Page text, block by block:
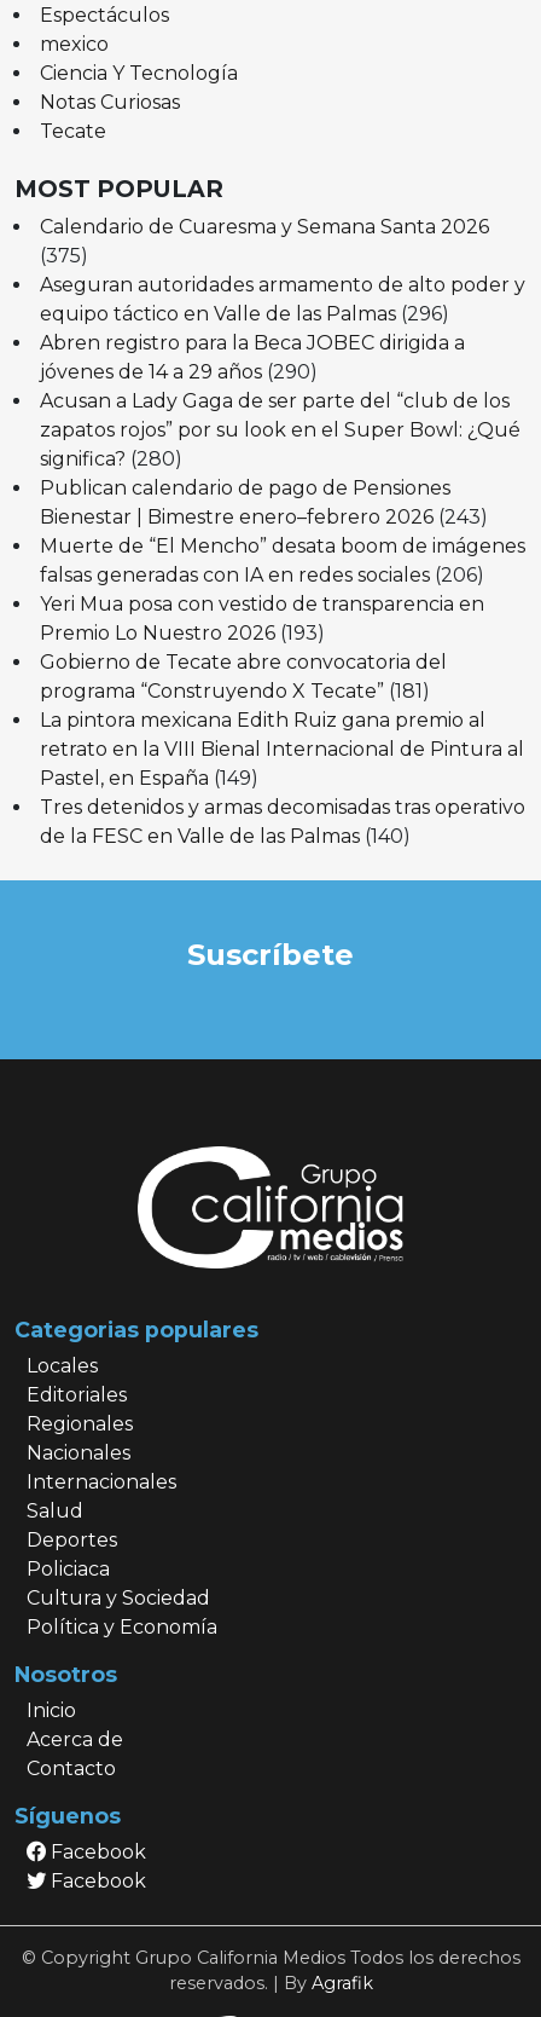
Espectáculos
mexico
Ciencia Y Tecnología
Notas Curiosas
Tecate
MOST POPULAR
Calendario de Cuaresma y Semana Santa 2026
(375)
Aseguran autoridades armamento de alto poder y
equipo táctico en Valle de las Palmas (296)
Abren registro para la Beca JOBEC dirigida a
jóvenes de 14 a 29 años (290)
Acusan a Lady Gaga de ser parte del “club de los
zapatos rojos” por su look en el Super Bowl: ¿Qué
significa? (280)
Publican calendario de pago de Pensiones
Bienestar | Bimestre enero–febrero 2026 (243)
Muerte de “El Mencho” desata boom de imágenes
falsas generadas con IA en redes sociales (206)
Yeri Mua posa con vestido de transparencia en
Premio Lo Nuestro 2026 (193)
Gobierno de Tecate abre convocatoria del
programa “Construyendo X Tecate” (181)
La pintora mexicana Edith Ruiz gana premio al
retrato en la VIII Bienal Internacional de Pintura al
Pastel, en España (149)
Tres detenidos y armas decomisadas tras operativo
de la FESC en Valle de las Palmas (140)
Suscríbete
Categorias populares
Locales
Editoriales
Regionales
Nacionales
Internacionales
Salud
Deportes
Policiaca
Cultura y Sociedad
Política y Economía
Nosotros
Inicio
Acerca de
Contacto
Síguenos
Facebook
Facebook
© Copyright Grupo California Medios Todos los derechos
reservados. | By Agrafik